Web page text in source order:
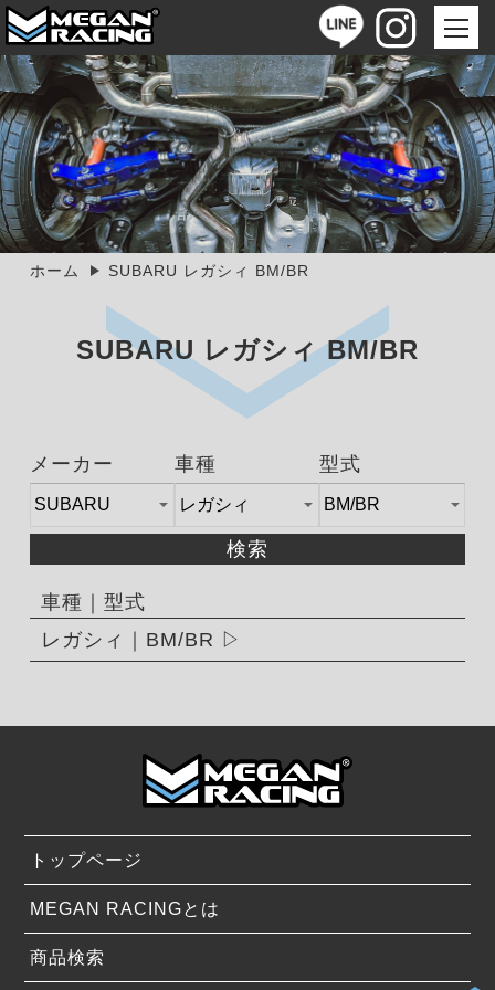
ホーム SUBARU レガシィ BM/BR
SUBARU レガシィ BM/BR
メーカー 車種 型式
検索
車種｜型式
レガシィ｜BM/BR
トップページ
MEGAN RACINGとは
商品検索